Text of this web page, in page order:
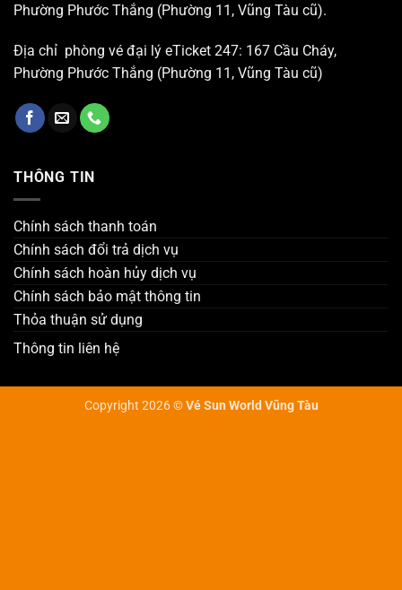
Phường Phước Thắng (Phường 11, Vũng Tàu cũ).
Địa chỉ phòng vé đại lý eTicket 247: 167 Cầu Cháy,
Phường Phước Thắng (Phường 11, Vũng Tàu cũ)
THÔNG TIN
Chính sách thanh toán
Chính sách đổi trả dịch vụ
Chính sách hoàn hủy dịch vụ
Chính sách bảo mật thông tin
Thỏa thuận sử dụng
Thông tin liên hệ
Copyright 2026 ©Vé Sun World Vũng Tàu